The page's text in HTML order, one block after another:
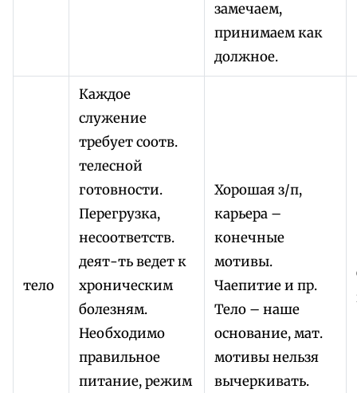
замечаем,
принимаем как
должное.
тело
Каждое
служение
требует соотв.
телесной
готовности.
Перегрузка,
несоответств.
деят-ть ведет к
хроническим
болезням.
Необходимо
правильное
питание, режим
Хорошая з/п,
карьера –
конечные
мотивы.
Чаепитие и пр.
Тело – наше
основание, мат.
мотивы нельзя
вычеркивать.